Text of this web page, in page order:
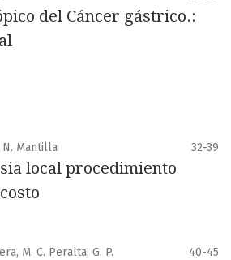
del Cáncer gástrico.:
N. Mantilla 32-39
local procedimiento
M. C. Peralta, G. P.
40-45